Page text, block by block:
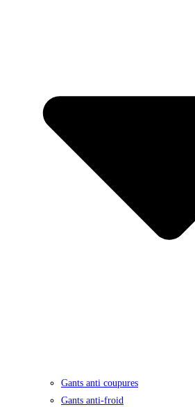
Gants anti coupures
Gants anti-froid